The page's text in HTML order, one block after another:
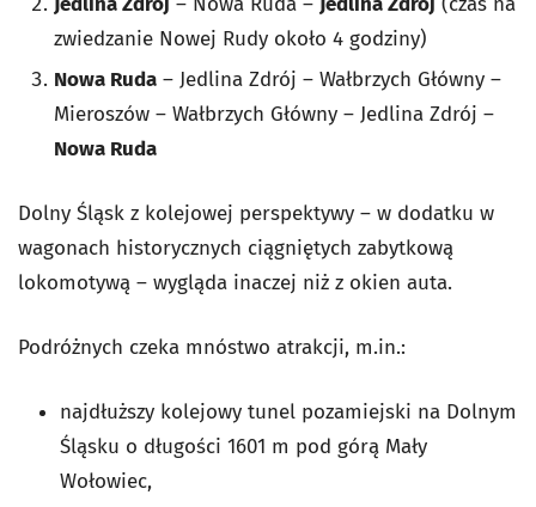
zwiedzanie Nowej Rudy około 4 godziny)
Nowa Ruda – Jedlina Zdrój – Wałbrzych Główny –
Mieroszów – Wałbrzych Główny – Jedlina Zdrój –
Nowa Ruda
Dolny Śląsk z kolejowej perspektywy – w dodatku w
wagonach historycznych ciągniętych zabytkową
lokomotywą – wygląda inaczej niż z okien auta.
Podróżnych czeka mnóstwo atrakcji, m.in.:
najdłuższy kolejowy tunel pozamiejski na Dolnym
Śląsku o długości 1601 m pod górą Mały
Wołowiec,